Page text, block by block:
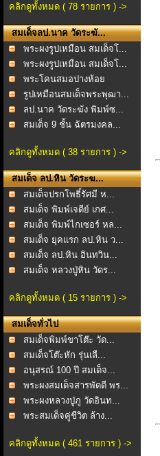
คลิกดูทั้งหมด ( 78 รายการ ) ->
สมเด็จลป.นาค วัดระฆั...
พระผงรูปเหมือน สมเด็จโ...
พระผงรูปเหมือน สมเด็จโ...
พระโคนสมอปางห้อย
พระบาท...
รูปเหมือนสมเด็จพระพุฒา...
ลป.นาค วัดระฆัง พิมพ์ซ...
สมเด็จ 9 ชั้น ฉัตรมงคล...
คลิกดูทั้งหมด ( 38 รายการ ) ->
สมเด็จ ลป.หิน วัดระฆ...
สมเด็จปรกโพธิ์รัศมี ห...
สมเด็จ พิมพ์เจดีย์ เกศ...
สมเด็จ พิมพ์ไกเซอร์ หล...
สมเด็จ ยุคแรก ลป.หิน ว...
สมเด็จ ลป.หิน อินทวิน...
สมเด็จ หลวงปู่หิน วัดร...
คลิกดูทั้งหมด ( 15 รายการ ) ->
สมเด็จทั่วไป
สมเด็จพิมพ์ขาโต๊ะ วัด...
สมเด็จโต๊ะหัก รุ่นเลื...
อนุสรณ์ 100 ปี สมเด็จ...
พระผงสมเด็จสารพัดดี พร...
พระผงหลวงปู่ภู วัดอินท...
พระสมเด็จคู่ชีวิต ล้าง...
คลิกดูทั้งหมด ( 461 รายการ ) ->